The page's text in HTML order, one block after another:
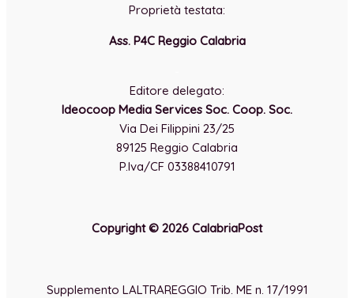
Proprietà testata:
Ass. P4C Reggio Calabria
Editore delegato:
Ideocoop Media Services Soc. Coop. Soc.
Via Dei Filippini 23/25
89125 Reggio Calabria
P.Iva/CF 03388410791
Copyright © 2026 CalabriaPost
Supplemento LALTRAREGGIO Trib. ME n. 17/1991